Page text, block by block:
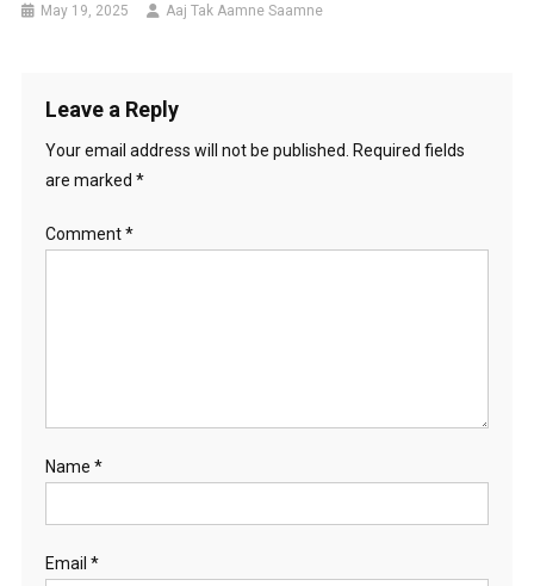
May 19, 2025 Aaj Tak Aamne Saamne
Leave a Reply
Your email address will not be published.
Required fields
are marked *
Comment*
Name *
Email *